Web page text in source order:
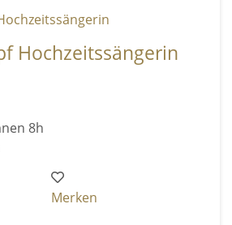
Hochzeitssängerin
8h
Merken